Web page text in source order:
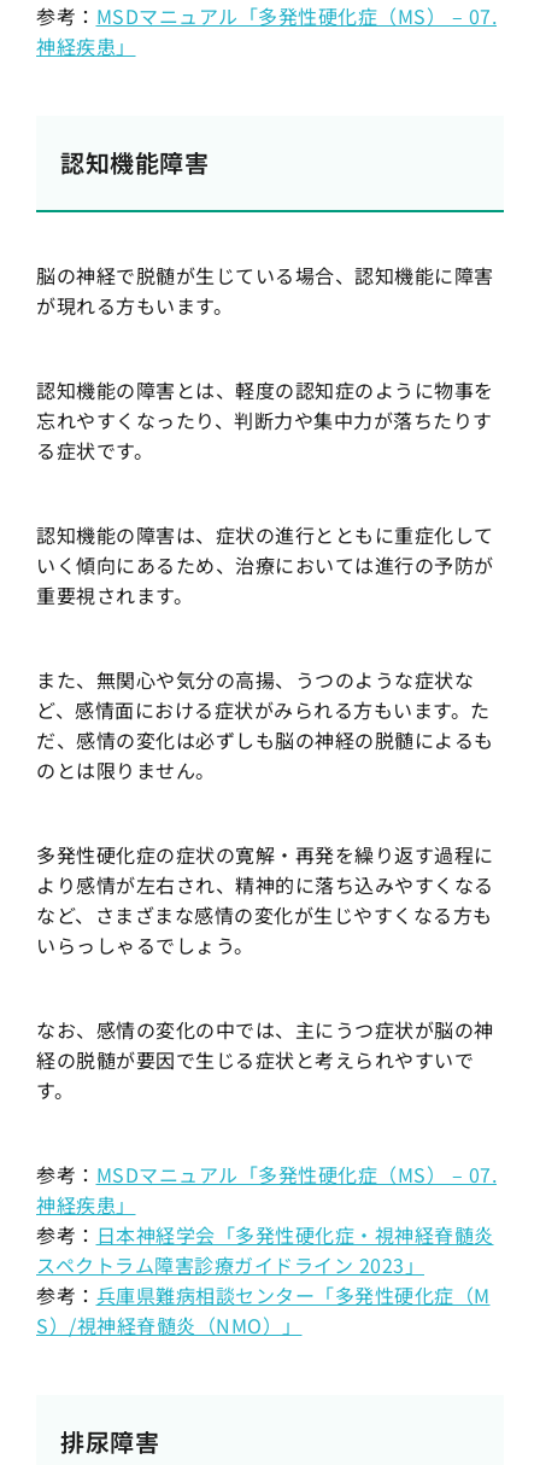
参考： MSDマニュアル「多発性硬化症（MS） – 07.
神経疾患」
認知機能障害
脳の神経で脱髄が生じている場合、認知機能に障害
が現れる方もいます。
認知機能の障害とは、軽度の認知症のように物事を
忘れやすくなったり、判断力や集中力が落ちたりす
る症状です。
認知機能の障害は、症状の進行とともに重症化して
いく傾向にあるため、治療においては進行の予防が
重要視されます。
また、無関心や気分の高揚、うつのような症状な
ど、感情面における症状がみられる方もいます。た
だ、感情の変化は必ずしも脳の神経の脱髄によるも
のとは限りません。
多発性硬化症の症状の寛解・再発を繰り返す過程に
より感情が左右され、精神的に落ち込みやすくなる
など、さまざまな感情の変化が生じやすくなる方も
いらっしゃるでしょう。
なお、感情の変化の中では、主にうつ症状が脳の神
経の脱髄が要因で生じる症状と考えられやすいで
す。
参考： MSDマニュアル「多発性硬化症（MS） – 07.
神経疾患」
参考： 日本神経学会「多発性硬化症・視神経脊髄炎
スペクトラム障害診療ガイドライン 2023」
参考： 兵庫県難病相談センター「多発性硬化症（M
S）/視神経脊髄炎（NMO）」
排尿障害